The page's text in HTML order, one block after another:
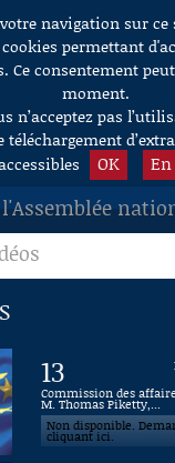
navigation sur ce
permettant
Ce consentement
moment.
n’acceptez pas
OK
au
Commissions
Présidence
13
Commission des
M. Thomas Piketty,...
Non disponible.
cliquant ici.